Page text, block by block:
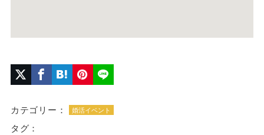
カテゴリー： 婚活イベント
タグ：